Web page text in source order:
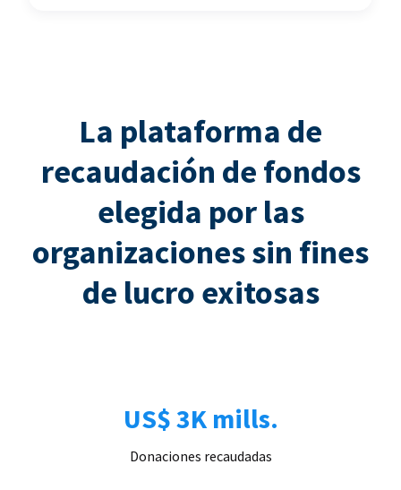
La plataforma de
recaudación de fondos
elegida por las
organizaciones sin fines
de lucro exitosas
US$ 3K mills.
Donaciones recaudadas